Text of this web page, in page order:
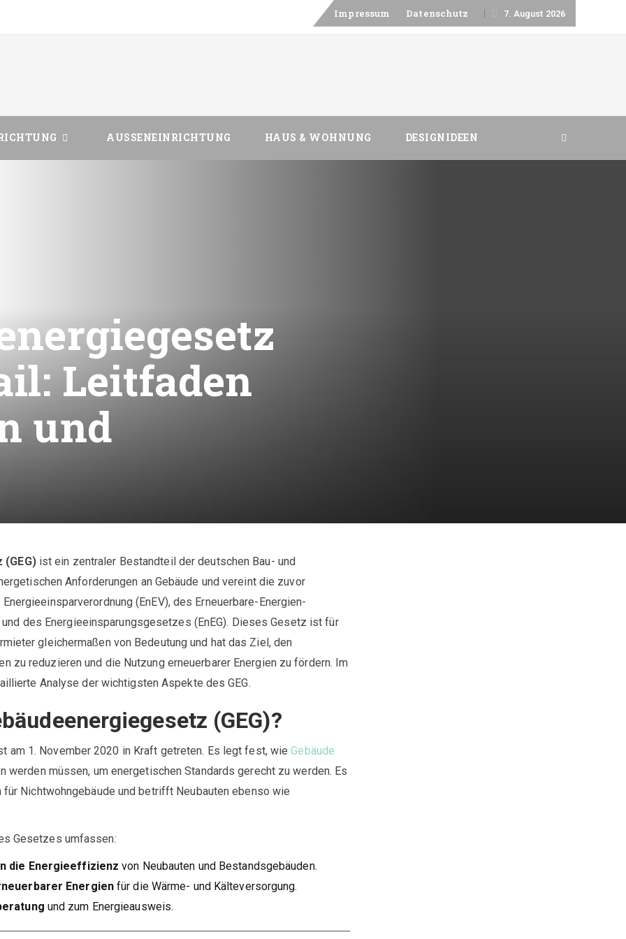
SkipImpressum Datenschutz 7. August 2026
AUSSENEINRICHTUNG HAUS & WOHNUNG DESIGNIDEEN
Leitfaden
und
ist ein zentraler Bestandteil der deutschen Bau- und
Anforderungen an Gebäude und vereint die zuvor
(EnEV), des Erneuerbare-Energien-
des Energieeinsparungsgesetzes (EnEG). Dieses Gesetz ist für
gleichermaßen von Bedeutung und hat das Ziel, den
zu reduzieren und die Nutzung erneuerbarer Energien zu fördern. Im
Analyse der wichtigsten Aspekte des GEG.
(GEG)?
am 1. November 2020 in Kraft getreten. Es legt fest, wieGebäude
werden müssen, um energetischen Standards gerecht zu werden. Es
Nichtwohngebäude und betrifft Neubauten ebenso wie
Gesetzes umfassen:
die Energieeffizienz von Neubauten und Bestandsgebäuden.
Energienfür die Wärme- und Kälteversorgung.
und zum Energieausweis.